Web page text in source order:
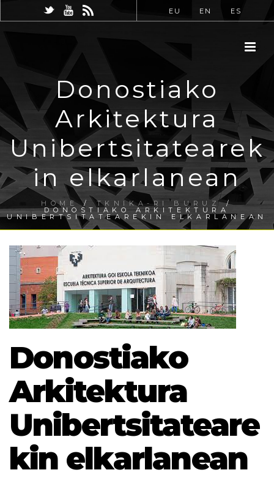
EU EN ES
Donostiako
Arkitektura
Unibertsitatearek
in elkarlanean
HOME/TKNIKA-RI BURUZ/
DONOSTIAKO ARKITEKTURA
UNIBERTSITATEAREKIN ELKARLANEAN
Donostiako
Arkitektura
Unibertsitateare
kin elkarlanean